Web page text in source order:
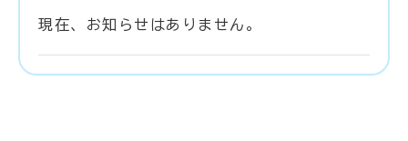
現在、お知らせはありません。